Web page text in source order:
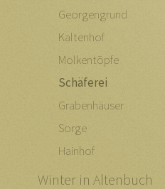
Georgengrund
Kaltenhof
Molkentöpfe
Schäferei
Grabenhäuser
Sorge
Hainhof
Winter in Altenbuch